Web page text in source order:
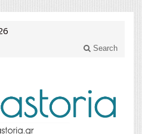
Search